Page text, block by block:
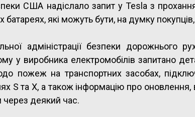
США надіслало запит у Tesla з
батареях, які можуть бути, на думку
адміністрації безпеки
у виробника електромобілів запитано
пожеж на транспортних засобах,
S та X, а також інформацію про
деякий час.